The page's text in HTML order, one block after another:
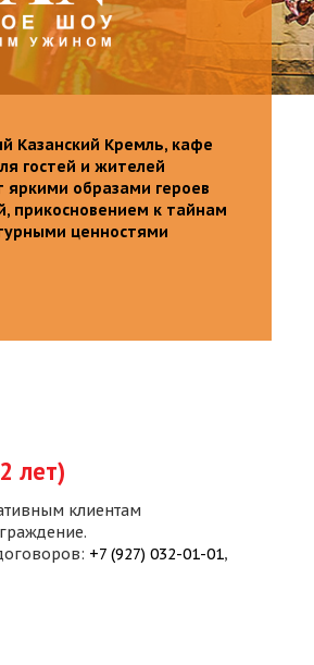
Казанский Кремль, кафе
гостей и жителей
яркими образами героев
прикосновением к тайнам
ценностями
лет)
клиентам
+7 (927) 032-01-01,